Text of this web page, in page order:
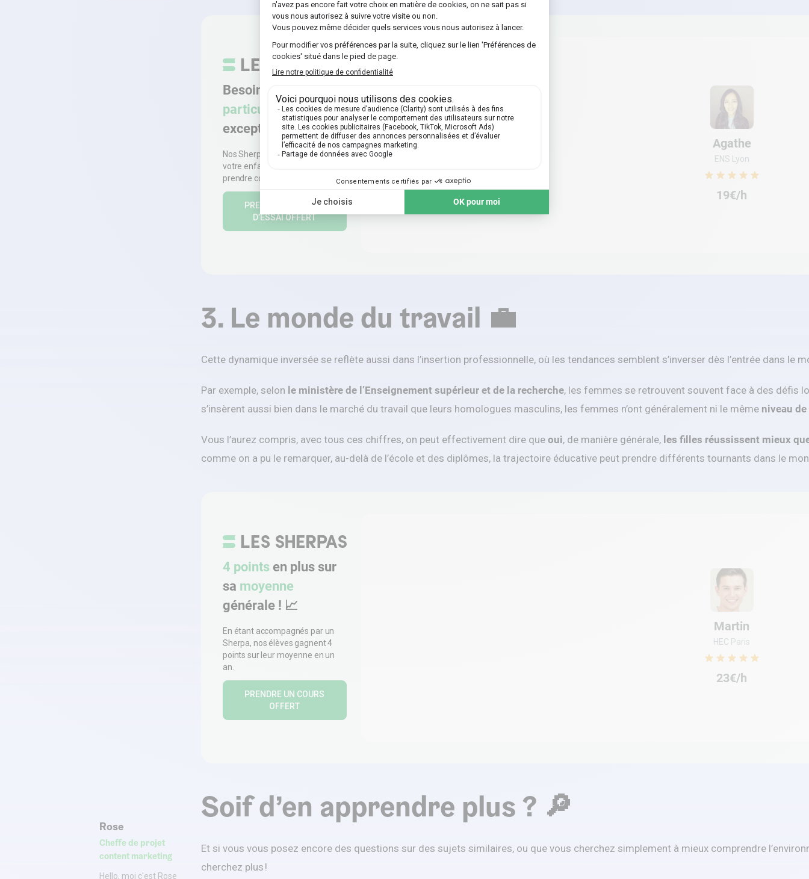
Agathe
ENS Lyon
19€/h
Besoin d’un
particulier
exceptionnel ? ✨
Nos Sherpas sont là pour aider
votre enfant à progresser et à
prendre confiance en lui.
PRENDRE UN COURS
D’ESSAI OFFERT
3. Le monde du travail 💼
Cette dynamique inversée se reflète aussi dans l’insertion professionnelle, où les tendances semblent s’inverser dès l’entrée dans le
Par exemple, selon le ministère de l’Enseignement supérieur et de la recherche, les femmes se retrouvent souvent face à des défis
s’insèrent aussi bien dans le marché du travail que leurs homologues masculins, les femmes n’ont généralement ni le même niveau
Vous l’aurez compris, avec tous ces chiffres, on peut effectivement dire que oui, de manière générale, les filles réussissent mieux
comme on a pu le remarquer, au-delà de l’école et des diplômes, la trajectoire éducative peut prendre différents tournants dans le
Martin
HEC Paris
23€/h
4 points en plus sur
sa moyenne
générale ! 📈
En étant accompagnés par un
Sherpa, nos élèves gagnent 4
points sur leur moyenne en un
an.
PRENDRE UN COURS
OFFERT
Soif d’en apprendre plus ? 🔎
Et si vous vous posez encore des questions sur des sujets similaires, ou que vous cherchez simplement à mieux comprendre
cherchez plus !
Rose
Cheffe de projet
content marketing
Hello, moi c'est Rose